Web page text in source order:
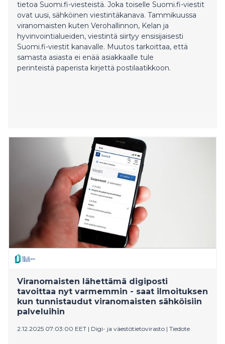
tietoa Suomi.fi-viesteistä. Joka toiselle Suomi.fi-viestit
ovat uusi, sähköinen viestintäkanava. Tammikuussa
viranomaisten kuten Verohallinnon, Kelan ja
hyvinvointialueiden, viestintä siirtyy ensisijaisesti
Suomi.fi-viestit kanavalle. Muutos tarkoittaa, että
samasta asiasta ei enää asiakkaalle tule
perinteistä paperista kirjettä postilaatikkoon.
Viranomaisten lähettämä digiposti
tavoittaa nyt varmemmin - saat ilmoituksen
kun tunnistaudut viranomaisten sähköisiin
palveluihin
2.12.2025 07:03:00 EET | Digi- ja väestötietovirasto | Tiedote